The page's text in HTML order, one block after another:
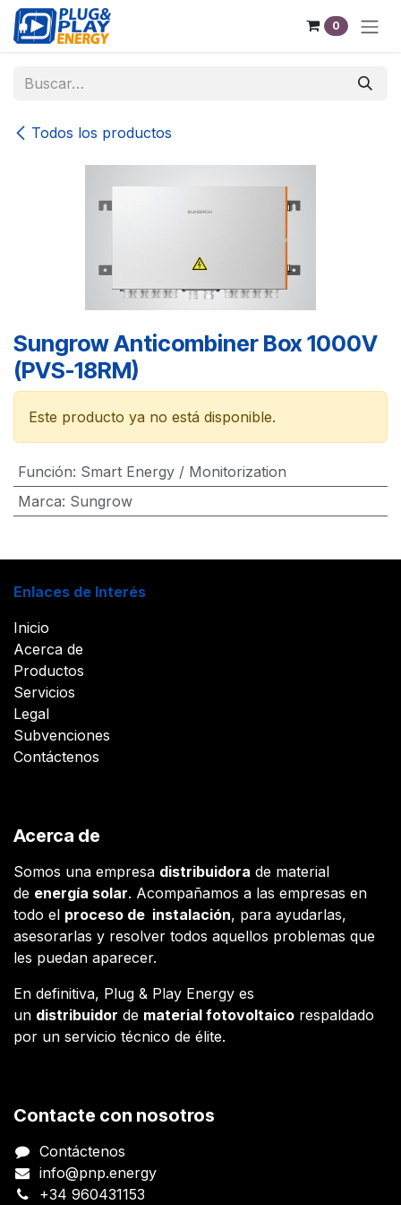
Ir al contenido
0
Todos los productos
Sungrow Anticombiner Box 1000V
(PVS-18RM)
Este producto ya no está disponible.
Función: Smart Energy / Monitorization
Marca: Sungrow
Enlaces de Interés
Inicio
Acerca de
Productos
Servicios
Legal
Subvenciones
Contáctenos
Acerca de
Somos una empresa distribuidora de material
de energía solar. Acompañamos a las empresas en
todo el proceso de instalación, para ayudarlas,
asesorarlas y resolver todos aquellos problemas que
les puedan aparecer.
En definitiva, Plug & Play Energy es
un distribuidor de material fotovoltaico respaldado
por un servicio técnico de élite.
Contacte con nosotros
Contáctenos
info@pnp.energy
+34 960431153